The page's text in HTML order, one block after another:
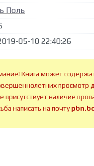
Поль
05-10 22:40:26
Книга может
просмотр
присутствует наличие
написать на почту